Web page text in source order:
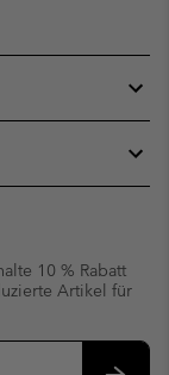
10 % Rabatt
Artikel für